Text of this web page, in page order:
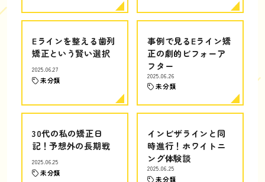
Eラインを整える歯列
矯正という賢い選択
2025.06.27
未分類
事例で見るEライン矯
正の劇的ビフォーア
フター
2025.06.26
未分類
30代の私の矯正日
記！予想外の長期戦
2025.06.25
未分類
インビザラインと同
時進行！ホワイトニ
ング体験談
2025.06.25
未分類